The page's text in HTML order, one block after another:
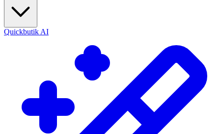
Quickbutik AI